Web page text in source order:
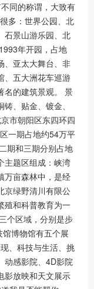
同的称谓，大致有
多：世界公园、北
石景山游乐园、北
年开园，占地
、亚太大舞台、非
、五大洲花车巡游
名的建筑景观。 景
、贴金、镀金、
市朝阳区东四环四
一期占地约54万平
期和三期分别占地
主题区组成：峡湾
万亩森林中，是经
京绿野清川有限公
殖和科普教育为一
个区域，分别是步
博物馆有五个展
、科技与生活、挑
动感影院、4D影院
影放映和天文展示